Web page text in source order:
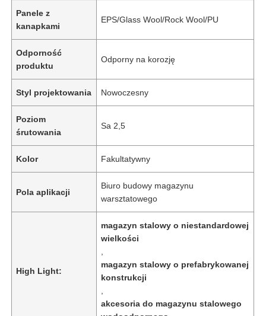
Panele z
kanapkami
EPS/Glass Wool/Rock Wool/PU
Odporność
produktu
Odporny na korozję
Styl projektowania Nowoczesny
Poziom
śrutowania
Sa 2,5
Kolor Fakultatywny
Pola aplikacji
Biuro budowy magazynu
warsztatowego
High Light:
magazyn stalowy o niestandardowej
wielkości
magazyn stalowy o prefabrykowanej
konstrukcji
akcesoria do magazynu stalowego